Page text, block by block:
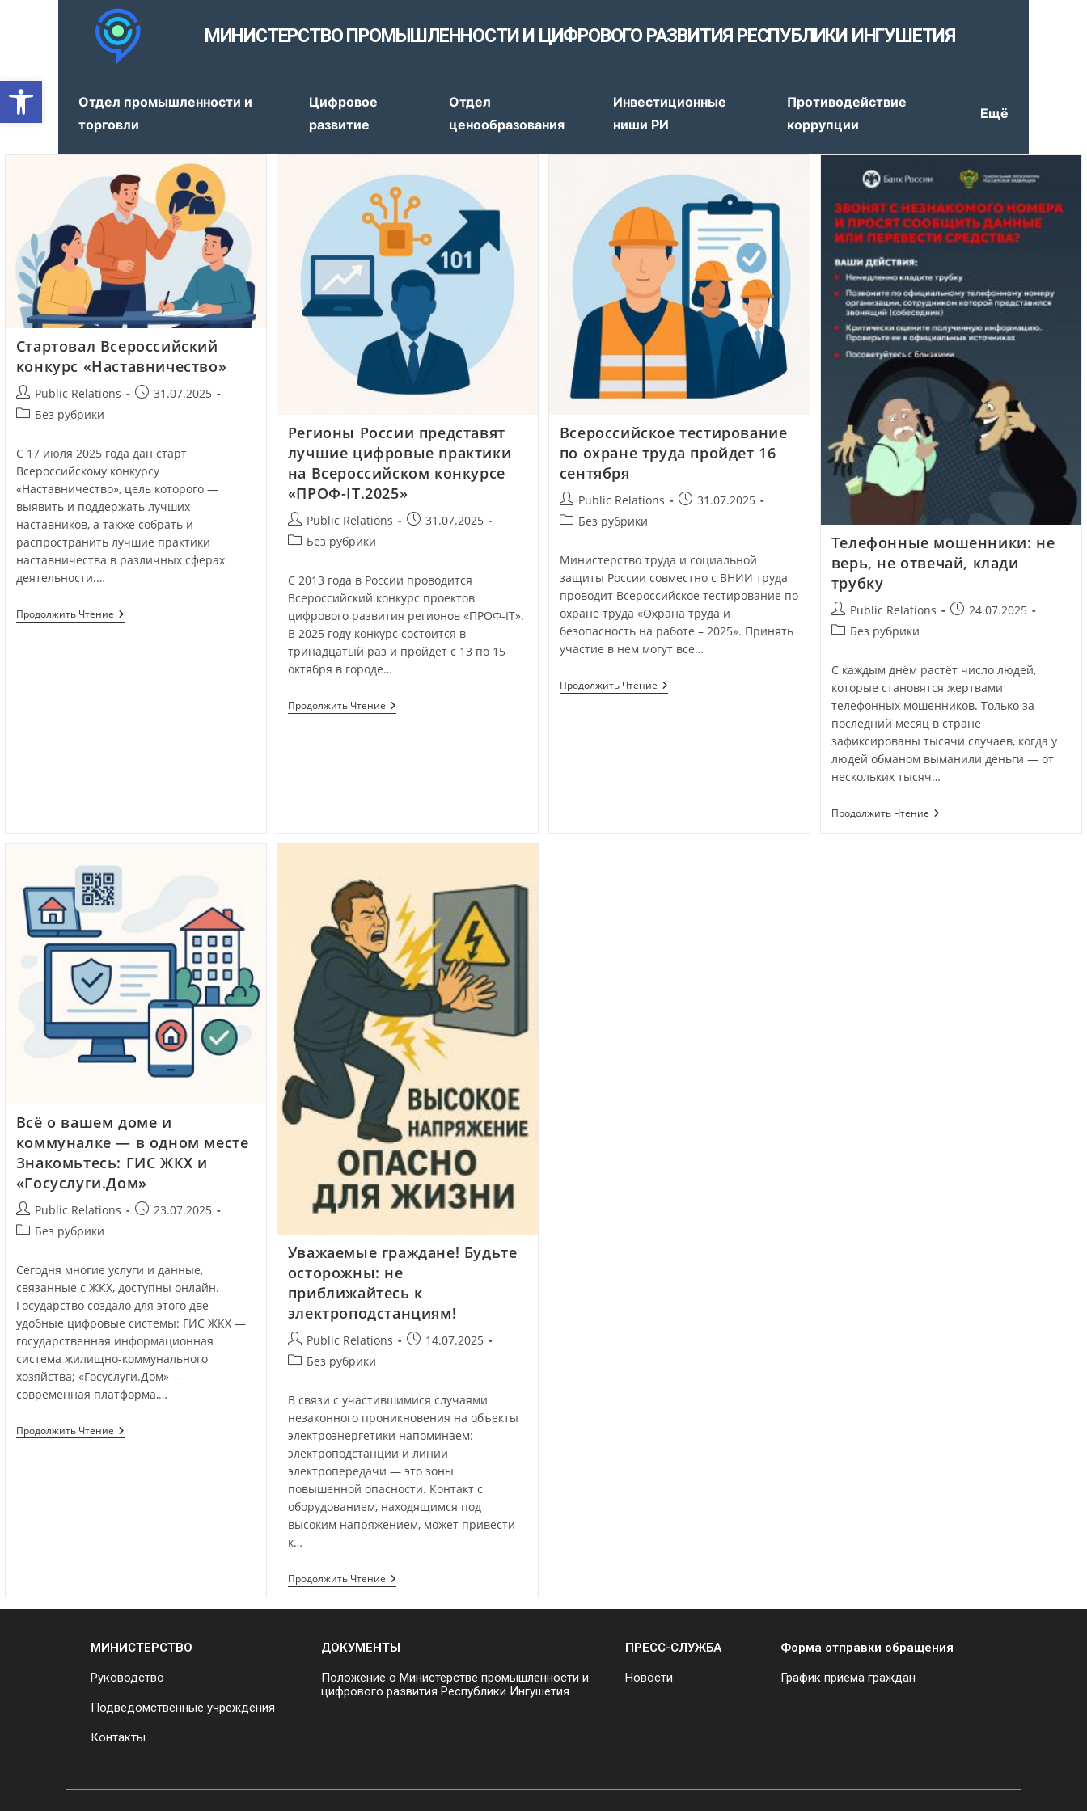
Открыть панель инструментов
МИНИСТЕРСТВО ПРОМЫШЛЕННОСТИ И ЦИФРОВОГО РАЗВИТИЯ РЕСПУБЛИКИ ИНГУШЕТИЯ
Отдел промышленности и
торговли
Цифровое
развитие
Отдел
ценообразования
Инвестиционные
ниши РИ
Противодействие
коррупции
Ещё
Стартовал Всероссийский
конкурс «Наставничество»
Public Relations
31.07.2025
Без рубрики
С 17 июля 2025 года дан старт
Всероссийскому конкурсу
«Наставничество», цель которого —
выявить и поддержать лучших
наставников, а также собрать и
распространить лучшие практики
наставничества в различных сферах
деятельности.…
Продолжить Чтение
Регионы России представят
лучшие цифровые практики
на Всероссийском конкурсе
«ПРОФ-IT.2025»
Public Relations
31.07.2025
Без рубрики
С 2013 года в России проводится
Всероссийский конкурс проектов
цифрового развития регионов «ПРОФ-IT».
В 2025 году конкурс состоится в
тринадцатый раз и пройдет с 13 по 15
октября в городе…
Продолжить Чтение
Всероссийское тестирование
по охране труда пройдет 16
сентября
Public Relations
31.07.2025
Без рубрики
Министерство труда и социальной
защиты России совместно с ВНИИ труда
проводит Всероссийское тестирование по
охране труда «Охрана труда и
безопасность на работе – 2025». Принять
участие в нем могут все…
Продолжить Чтение
Телефонные мошенники: не
верь, не отвечай, клади
трубку
Public Relations
24.07.2025
Без рубрики
С каждым днём растёт число людей,
которые становятся жертвами
телефонных мошенников. Только за
последний месяц в стране
зафиксированы тысячи случаев, когда у
людей обманом выманили деньги — от
нескольких тысяч…
Продолжить Чтение
Всё о вашем доме и
коммуналке — в одном месте
Знакомьтесь: ГИС ЖКХ и
«Госуслуги.Дом»
Public Relations
23.07.2025
Без рубрики
Сегодня многие услуги и данные,
связанные с ЖКХ, доступны онлайн.
Государство создало для этого две
удобные цифровые системы: ГИС ЖКХ —
государственная информационная
система жилищно-коммунального
хозяйства; «Госуслуги.Дом» —
современная платформа,…
Продолжить Чтение
Уважаемые граждане! Будьте
осторожны: не
приближайтесь к
электроподстанциям!
Public Relations
14.07.2025
Без рубрики
В связи с участившимися случаями
незаконного проникновения на объекты
электроэнергетики напоминаем:
электроподстанции и линии
электропередачи — это зоны
повышенной опасности. Контакт с
оборудованием, находящимся под
высоким напряжением, может привести
к…
Продолжить Чтение
МИНИСТЕРСТВО
Руководство
Подведомственные учреждения
Контакты
ДОКУМЕНТЫ
Положение о Министерстве промышленности и
цифрового развития Республики Ингушетия
ПРЕСС-СЛУЖБА
Новости
Форма отправки обращения
График приема граждан